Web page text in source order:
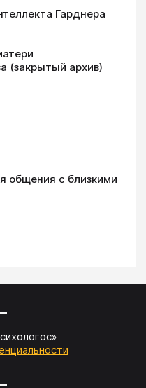
Гарднера
(закрытый архив)
общения с близкими
»